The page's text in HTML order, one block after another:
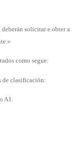
solicitar e obter a
como segue:
de clasificación:
A1.